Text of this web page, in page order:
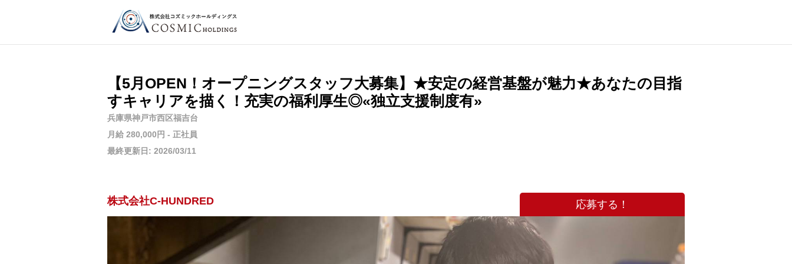
【5月OPEN！オープニングスタッフ大募集】★安定の経営基盤が魅力★あなたの目指
すキャリアを描く！充実の福利厚生◎«独立支援制度有»
兵庫県神戸市西区福吉台
月給 280,000円 - 正社員
最終更新日: 2026/03/11
株式会社C-HUNDRED 応募する！